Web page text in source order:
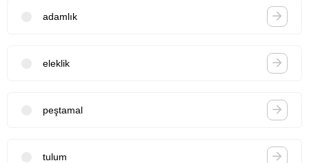
adamlık
eleklik
peştamal
tulum